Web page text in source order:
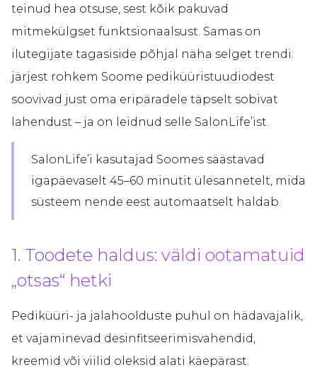
teinud hea otsuse, sest kõik pakuvad
mitmekülgset funktsionaalsust. Samas on
ilutegijate tagasiside põhjal näha selget trendi:
järjest rohkem Soome pediküüristuudiodest
soovivad just oma eripäradele täpselt sobivat
lahendust – ja on leidnud selle SalonLife’ist.
SalonLife’i kasutajad Soomes säästavad
igapäevaselt 45–60 minutit ülesannetelt, mida
süsteem nende eest automaatselt haldab.
1. Toodete haldus: väldi ootamatuid
„otsas“ hetki
Pediküüri- ja jalahoolduste puhul on hädavajalik,
et vajaminevad desinfitseerimisvahendid,
kreemid või viilid oleksid alati käepärast.